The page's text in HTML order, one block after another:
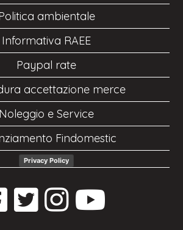
ambientale
Informativa RAEE
Paypal rate
accettazione merce
Noleggio e Service
Findomestic
Privacy Policy